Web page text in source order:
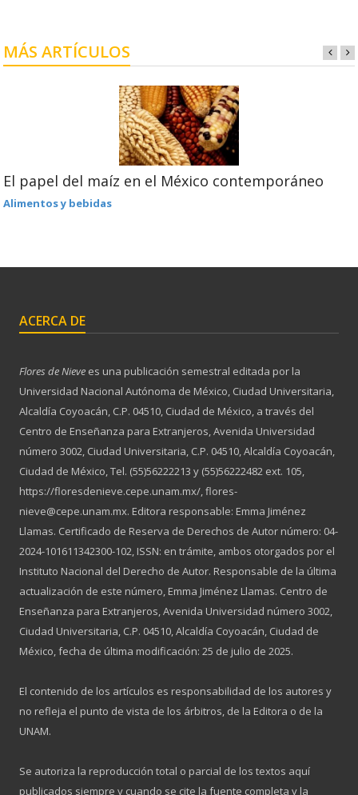
MÁS ARTÍCULOS
El papel del maíz en el México contemporáneo
Alimentos y bebidas
ACERCA DE
Flores de Nieve es una publicación semestral editada por la
Universidad Nacional Autónoma de México, Ciudad Universitaria,
Alcaldía Coyoacán, C.P. 04510, Ciudad de México, a través del
Centro de Enseñanza para Extranjeros, Avenida Universidad
número 3002, Ciudad Universitaria, C.P. 04510, Alcaldía Coyoacán,
Ciudad de México, Tel. (55)56222213 y (55)56222482 ext. 105,
https://floresdenieve.cepe.unam.mx/, flores-
nieve@cepe.unam.mx. Editora responsable: Emma Jiménez
Llamas. Certificado de Reserva de Derechos de Autor número: 04-
2024-101611342300-102, ISSN: en trámite, ambos otorgados por el
Instituto Nacional del Derecho de Autor. Responsable de la última
actualización de este número, Emma Jiménez Llamas. Centro de
Enseñanza para Extranjeros, Avenida Universidad número 3002,
Ciudad Universitaria, C.P. 04510, Alcaldía Coyoacán, Ciudad de
México, fecha de última modificación: 25 de julio de 2025.
El contenido de los artículos es responsabilidad de los autores y
no refleja el punto de vista de los árbitros, de la Editora o de la
UNAM.
Se autoriza la reproducción total o parcial de los textos aquí
publicados siempre y cuando se cite la fuente completa y la